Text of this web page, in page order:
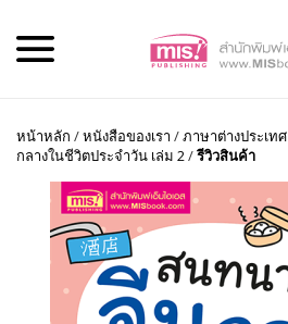
หน้าหลัก /หนังสือของเรา /ภาษาต่างประเทศ
กลางในชีวิตประจำวัน เล่ม 2/รีวิวสินค้า